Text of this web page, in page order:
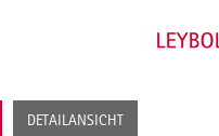
DETAILANSICHT